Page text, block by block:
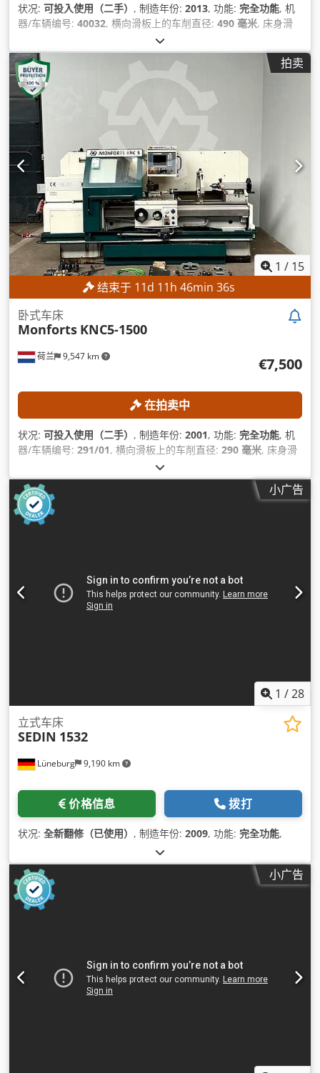
状况: 可投入使用（二手） , 制造年份: 2013, 功能: 完全功能, 机
器/车辆编号: 40032, 横向滑板上的车削直径: 490 毫米, 床身滑
, 中心高度:
大）:1,000 转/分, 工件重量（最大）:5,000 千克,
拍卖
1 / 15
结束于 11d 11h 46min 34s
荷兰 9,547 km
卧式车床
Monforts KNC5-1500
€7,500
在拍卖中
状况: 可投入使用（二手） , 制造年份: 2001, 功能: 完全功能, 机
器/车辆编号: 291/01, 横向滑板上的车削直径: 290 毫米, 床身滑
, 中心高度:
大）:2,800 转/分, 中心距:1,500 毫米,
小广告
1 /28
Lüneburg 9,190 km
立式车床
SEDIN 1532
价格信息 拨打
状况: 全新翻修（已使用） , 制造年份: 2009, 功能: 完全功能,
小广告